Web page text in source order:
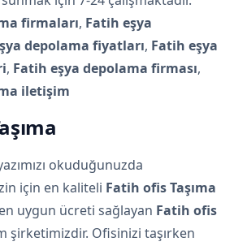
firmaları, Fatih eşya
depolama fiyatları, Fatih eşya
, Fatih eşya depolama firması,
iletişim
okuduğunuzda
için en kaliteli Fatih ofis Taşıma
uygun ücreti sağlayan Fatih ofis
şirketimizdir. Ofisinizi taşırken